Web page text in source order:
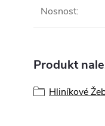
Nosnost:
Produkt
Hliníkové